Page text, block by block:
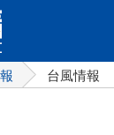
台風情報